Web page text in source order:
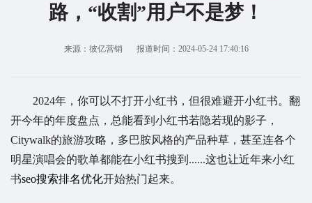
路，“收割”用户不是梦！
来源：彼亿营销 报道时间：2024-05-24 17:40:16
2024年，你可以不打开小红书，但很难避开小红书。翻
开今年的年度盘点，总能看到小红书若隐若现的影子，
Citywalk的旅游攻略，多巴胺风格的产品种草，甚至连各个
明星演唱会的歌单都能在小红书搜到......这也让近年来小红
书seo搜索排名优化开始热门起来。